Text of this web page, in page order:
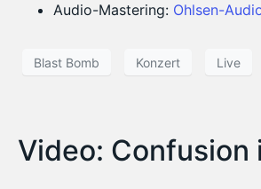
Audio-Mastering: Ohlsen-
Blast Bomb Konzert Live
Video: Confusion